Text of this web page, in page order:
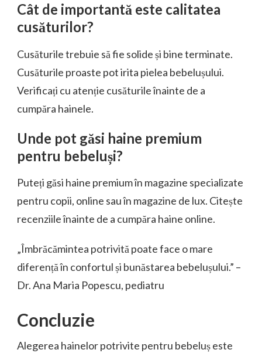
Cât de importantă este calitatea
cusăturilor?
Cusăturile trebuie să fie solide și bine terminate.
Cusăturile proaste pot irita pielea bebelușului.
Verificați cu atenție cusăturile înainte de a
cumpăra hainele.
Unde pot găsi haine premium
pentru bebeluși?
Puteți găsi haine premium în magazine specializate
pentru copii, online sau în magazine de lux. Citește
recenziile înainte de a cumpăra haine online.
„Îmbrăcămintea potrivită poate face o mare
diferență în confortul și bunăstarea bebelușului.” –
Dr. Ana Maria Popescu, pediatru
Concluzie
Alegerea hainelor potrivite pentru bebeluș este